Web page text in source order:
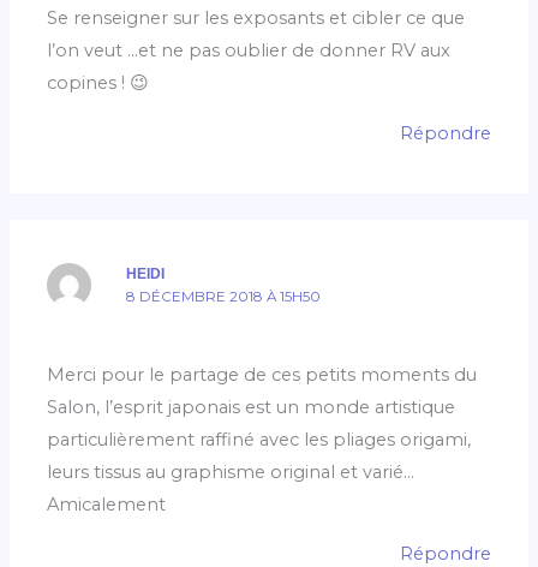
Se renseigner sur les exposants et cibler ce que
l’on veut …et ne pas oublier de donner RV aux
copines ! 😉
Répondre
HEIDI
8 DÉCEMBRE 2018 À 15H50
Merci pour le partage de ces petits moments du
Salon, l’esprit japonais est un monde artistique
particulièrement raffiné avec les pliages origami,
leurs tissus au graphisme original et varié…
Amicalement
Répondre